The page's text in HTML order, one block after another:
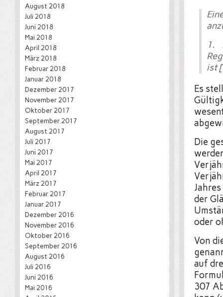
1.
ist
Es
Die
der
oder
Von
auf
307
August 2018
Juli 2018
Juni 2018
Mai 2018
April 2018
März 2018
Februar 2018
Januar 2018
Dezember 2017
November 2017
Oktober 2017
September 2017
August 2017
Juli 2017
Juni 2017
Mai 2017
April 2017
März 2017
Februar 2017
Januar 2017
Dezember 2016
November 2016
Oktober 2016
September 2016
August 2016
Juli 2016
Juni 2016
Mai 2016